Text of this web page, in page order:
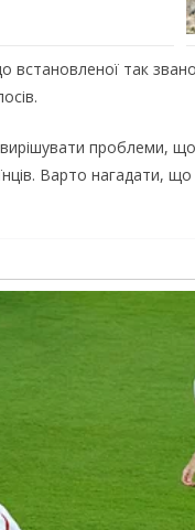
так
проблеми,
Варто нагадати,